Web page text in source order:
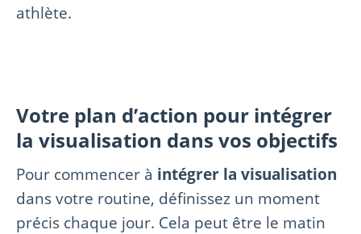
athlète.
Votre plan d’action pour intégrer
la visualisation dans vos objectifs
Pour commencer à intégrer la visualisation
dans votre routine, définissez un moment
précis chaque jour. Cela peut être le matin